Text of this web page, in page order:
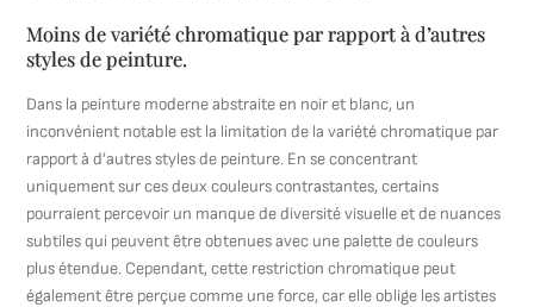
Moins de variété chromatique par rapport à d’autres
styles de peinture.
Dans la peinture moderne abstraite en noir et blanc, un
inconvénient notable est la limitation de la variété chromatique par
rapport à d’autres styles de peinture. En se concentrant
uniquement sur ces deux couleurs contrastantes, certains
pourraient percevoir un manque de diversité visuelle et de nuances
subtiles qui peuvent être obtenues avec une palette de couleurs
plus étendue. Cependant, cette restriction chromatique peut
également être perçue comme une force, car elle oblige les artistes